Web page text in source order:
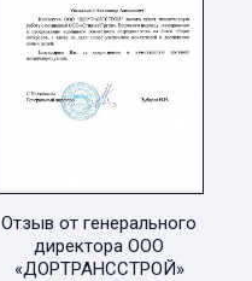
Отзыв от генерального
директора ООО
«ДОРТРАНССТРОЙ»